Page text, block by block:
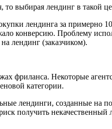
то выбирая лендинг в такой
лендинга за примерно
конверсию. Проблему
лендинг (заказчиком).
фриланса. Некоторые
категории.
лендинги, созданные на
получить